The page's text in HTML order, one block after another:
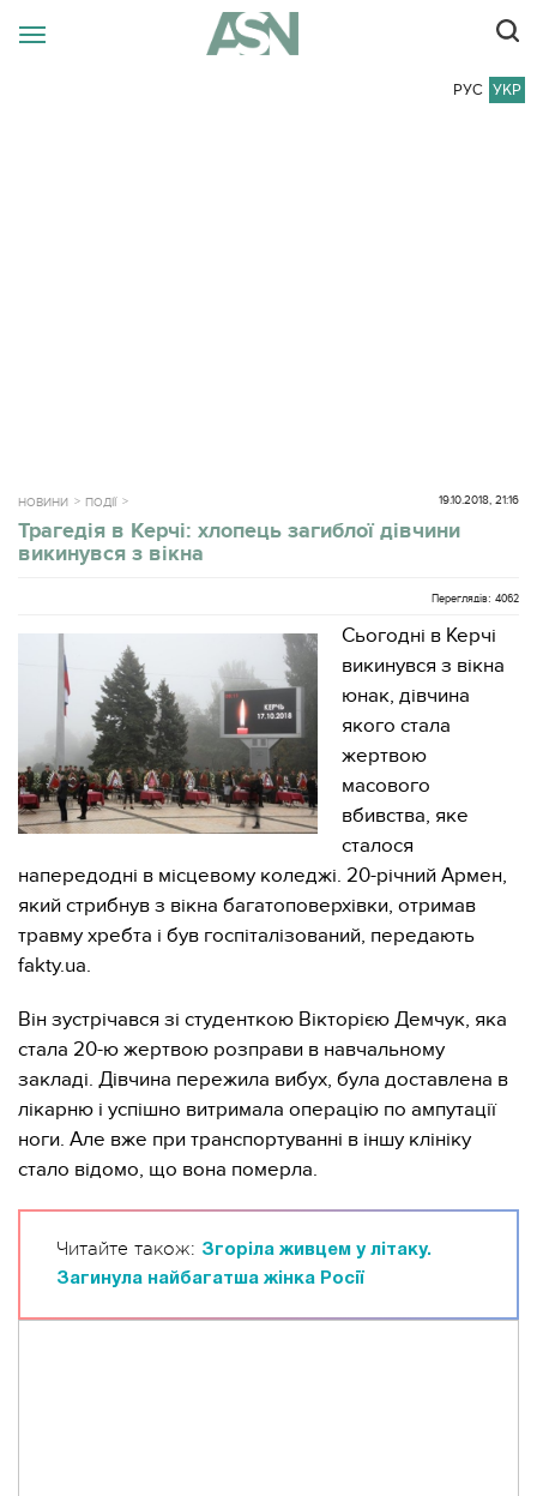
РУС УКР
НОВИНИ ПОДІЇ 19.10.2018, 21:16
Трагедія в Керчі: хлопець загиблої дівчини
викинувся з вікна
Переглядів: 4062
Сьогодні в Керчі
викинувся з вікна
юнак, дівчина
якого стала
жертвою
масового
вбивства, яке
сталося
напередодні в місцевому коледжі. 20-річний Армен,
який стрибнув з вікна багатоповерхівки, отримав
травму хребта і був госпіталізований, передають
fakty.ua.
Він зустрічався зі студенткою Вікторією Демчук, яка
стала 20-ю жертвою розправи в навчальному
закладі. Дівчина пережила вибух, була доставлена ​​в
лікарню і успішно витримала операцію по ампутації
ноги. Але вже при транспортуванні в іншу клініку
стало відомо, що вона померла.
Читайте також: Згоріла живцем у літаку.
Загинула найбагатша жінка Росії